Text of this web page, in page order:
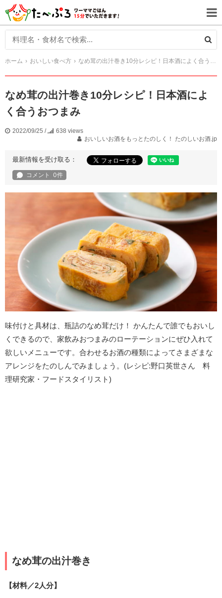
ホーム おいしい食べ方 なめ茸の出汁巻き10分レシピ！日本酒によく合うおつまみ
なめ茸の出汁巻き10分レシピ！日本酒によ
く合うおつまみ
2022/09/25 /
638 views
おいしいお酒をもっとたのしく！ たのしいお酒.jp
最新情報を受け取る：
味付けと具材は、瓶詰のなめ茸だけ！ かんたんで誰でもおいし
くできるので、家飲みおつまみのローテーションにぜひ入れて
欲しいメニューです。合わせるお酒の種類によってさまざまな
アレンジをたのしんでみましょう。(レシピ:野口英世さん 料
理研究家・フードスタイリスト)
なめ茸の出汁巻き
【材料／2人分】